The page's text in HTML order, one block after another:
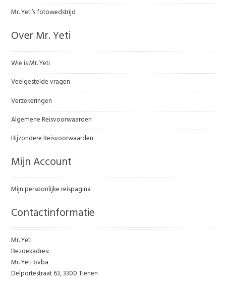
Mr. Yeti’s fotowedstrijd
Over Mr. Yeti
Wie is Mr. Yeti
Veelgestelde vragen
Verzekeringen
Algemene Reisvoorwaarden
Bijzondere Reisvoorwaarden
Mijn Account
Mijn persoonlijke reispagina
Contactinformatie
Mr. Yeti
Bezoekadres:
Mr. Yeti bvba
Delportestraat 63, 3300 Tienen